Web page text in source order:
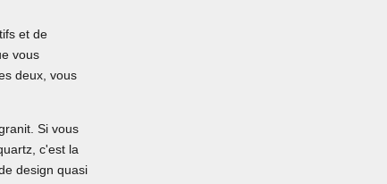
et de
vous
deux, vous
Si vous
c'est la
design quasi